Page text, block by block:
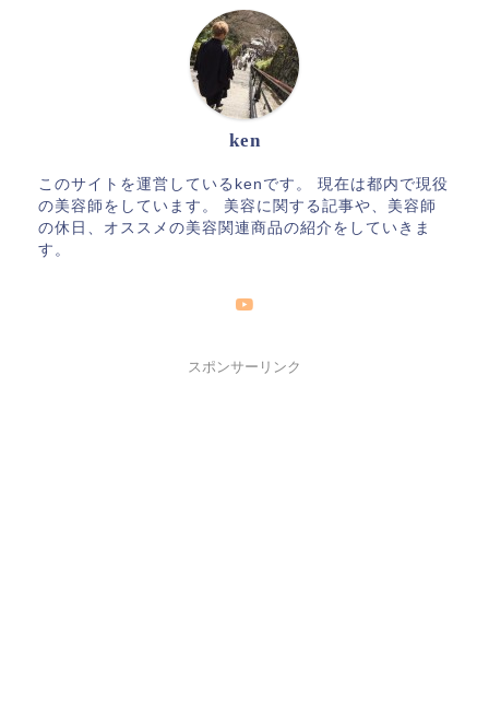
ken
このサイトを運営しているkenです。 現在は都内で現役
の美容師をしています。 美容に関する記事や、美容師
の休日、オススメの美容関連商品の紹介をしていきま
す。
スポンサーリンク